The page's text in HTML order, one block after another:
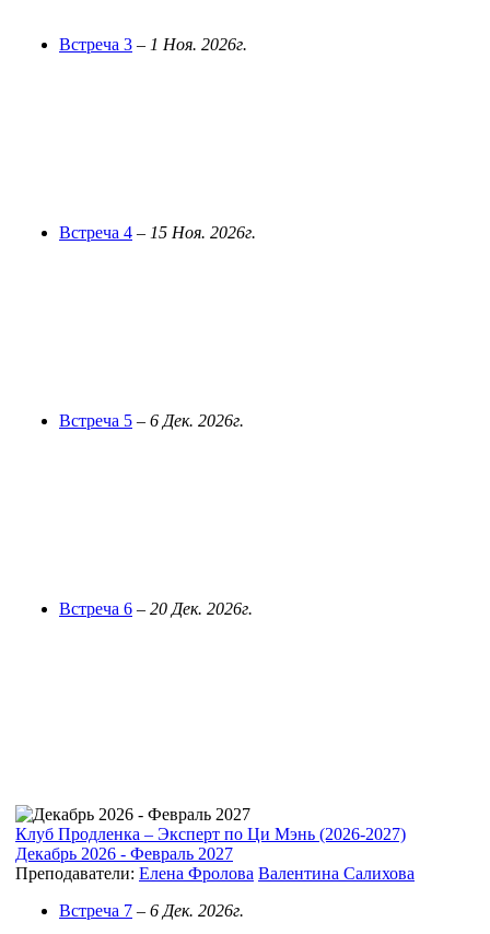
Встреча 3 – 1 Ноя. 2026г.
Встреча 4 – 15 Ноя. 2026г.
Встреча 5 – 6 Дек. 2026г.
Встреча 6 – 20 Дек. 2026г.
Клуб Продленка – Эксперт по Ци Мэнь (2026-2027)
Декабрь 2026 - Февраль 2027
Преподаватели: Елена Фролова Валентина Салихова
Встреча 7 – 6 Дек. 2026г.